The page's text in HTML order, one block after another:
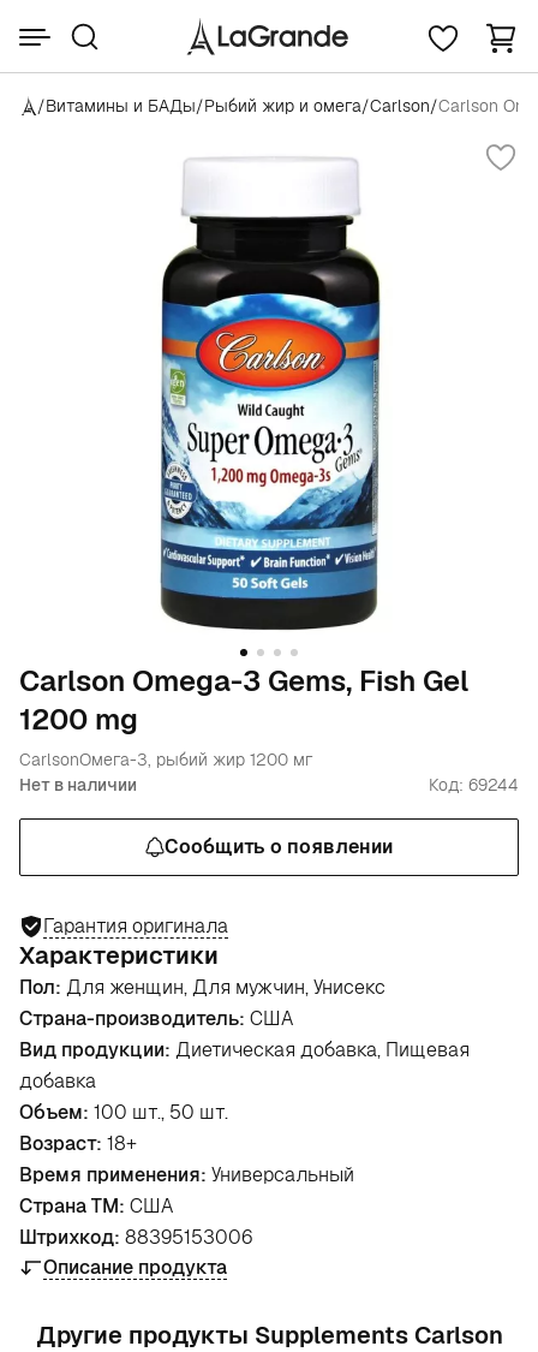
/Витамины и БАДы/Рыбий жир и омега/Carlson/Carlson
Carlson Omega-3 Gems, Fish Gel
1200 mg
CarlsonОмега-3, рыбий жир 1200 мг
Нет в наличии
Код: 69244
Сообщить о появлении
Гарантия оригинала
Характеристики
Пол: Для женщин, Для мужчин, Унисекс
Страна-производитель: США
Вид продукции: Диетическая добавка, Пищевая
добавка
Объем: 100 шт., 50 шт.
Возраст: 18+
Время применения: Универсальный
Страна ТМ: США
Штрихкод: 88395153006
Описание продукта
Другие продукты Supplements Carlson